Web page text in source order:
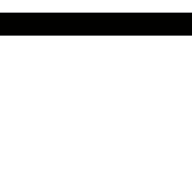
00:00:00 — مسیر حرفه‌ای از مهندسی تا